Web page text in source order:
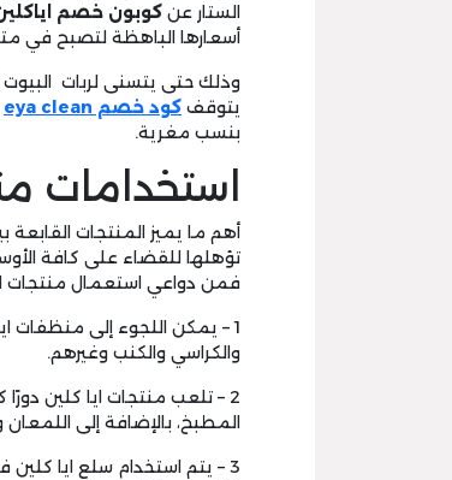
الستار عن كوبون خصم
أسعارها الباهظة لتصبح في
وذلك حتى يتسنى لربات
يتوقف كود خصم eya clean
بنسب مغرية.
استخدامات
أهم ما يميز المنتجات
تؤهلها للقضاء على كافة
فمن دواعي استعمال منتجات
1 – يمكن اللجوء إلى منظفات
والكراسي والكنب وغيرهم.
2 – تلعب منتجات ايا كلين
المطبخ، بالإضافة إلى
3 – يتم استخدام سلع ايا